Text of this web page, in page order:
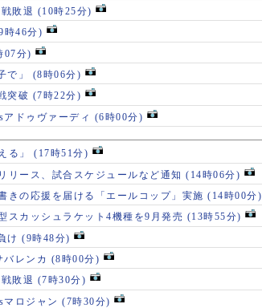
敗退 (10時25分)
時46分)
07分)
で」 (8時06分)
突破 (7時22分)
アドゥヴァーディ (6時00分)
る」 (17時51分)
リース、試合スケジュールなど通知 (14時06分)
きの応援を届ける「エールコップ」実施 (14時00分)
スカッシュラケット4機種を9月発売 (13時55分)
け (9時48分)
バレンカ (8時00分)
敗退 (7時30分)
マロジャン (7時30分)